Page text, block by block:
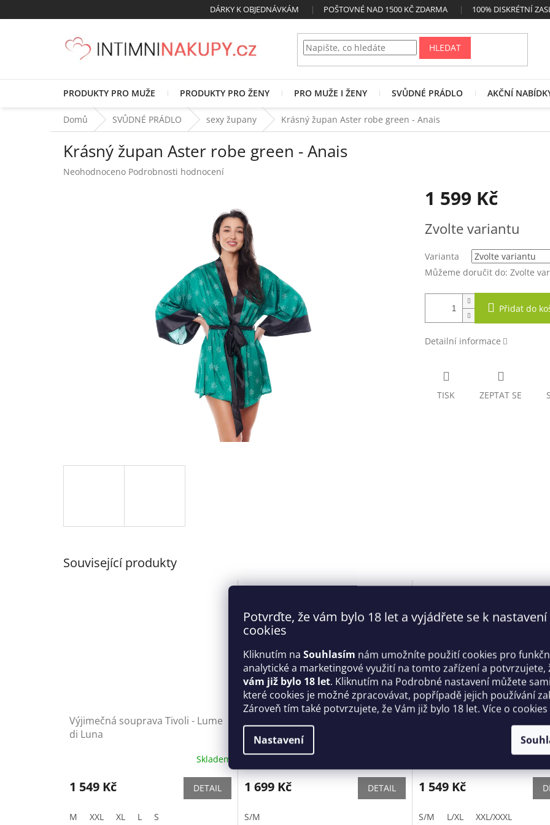
Potvrďte, že vám bylo 18 let a vyjádřete se k nastavení
cookies
Kliknutím na Souhlasím nám umožníte použití cookies pro
analytické a marketingové využití na tomto zařízení a potvrzujete,
vám již bylo 18 let. Kliknutím na Podrobné nastavení můžete
které cookies je možné zpracovávat, popřípadě jejich používání
Zároveň tím také potvrzujete, že Vám již bylo 18 let. Více o cookies
Nastavení
na
DÁRKY K OBJEDNÁVKÁM POŠTOVNÉ NAD 1500 KČ ZDARMA 100% DISKRÉTNÍ
HLEDAT
PRODUKTY PRO MUŽE PRODUKTY PRO ŽENY PRO MUŽE I ŽENY SVŮDNÉ PRÁDLO AKČNÍ
Domů SVŮDNÉ PRÁDLO sexy župany Krásný župan Aster robe green - Anais
Krásný župan Aster robe green - Anais
Průměrné
Neohodnoceno Podrobnosti hodnocení
1 599 Kč
cena:
Zvolte variantu
Varianta
Můžeme doručit do: Zvolte
Přidat do
Detailní informace
TISK ZEPTAT SE
Související produkty
Výjimečná souprava Tivoli - Lume
di Luna
Skladem
1 549 Kč DETAIL
M XXL XL L S
Obsessive
1 699 Kč DETAIL
S/M
1 549 Kč
S/M L/XL XXL/XXXL